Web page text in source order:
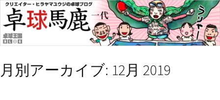
月別アーカイブ: 12月 2019